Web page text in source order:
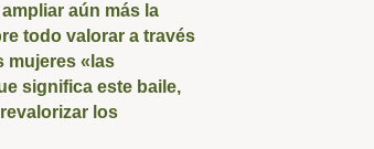
aún más la
todo valorar a través
mujeres «las
significa este baile,
los